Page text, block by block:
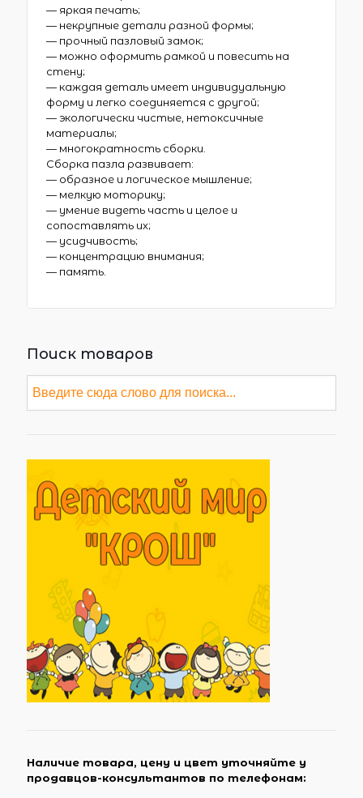
— яркая печать;
— некрупные детали разной формы;
— прочный пазловый замок;
— можно оформить рамкой и повесить на
стену;
— каждая деталь имеет индивидуальную
форму и легко соединяется с другой;
— экологически чистые, нетоксичные
материалы;
— многократность сборки.
Сборка пазла развивает:
— образное и логическое мышление;
— мелкую моторику;
— умение видеть часть и целое и
сопоставлять их;
— усидчивость;
— концентрацию внимания;
— память.
Поиск товаров
Наличие товара, цену и цвет уточняйте у
продавцов-консультантов по телефонам: